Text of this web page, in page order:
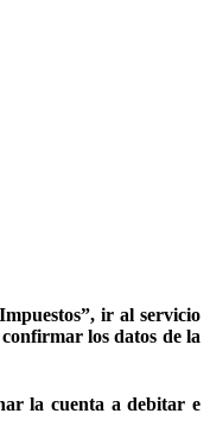
ir al servicio
los datos de la
la cuenta a debitar e